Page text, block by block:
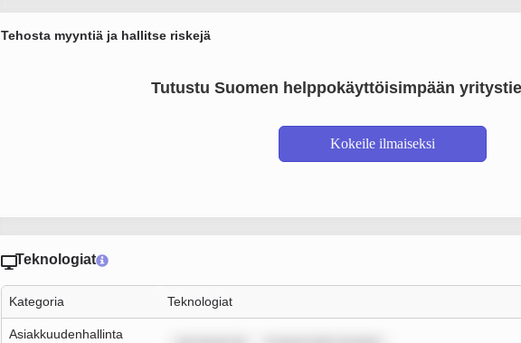
Tehosta myyntiä ja hallitse riskejä
Tutustu Suomen helppokäyttöisimpään
Kokeile ilmaiseksi
Teknologiat
Kategoria Teknologiat
Asiakkuudenhallinta